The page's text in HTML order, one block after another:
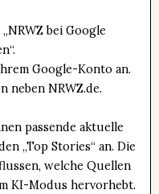
bei Google
Google-Konto an.
neben NRWZ.de.
passende aktuelle
„Top Stories“ an. Die
welche Quellen
KI-Modus hervorhebt.